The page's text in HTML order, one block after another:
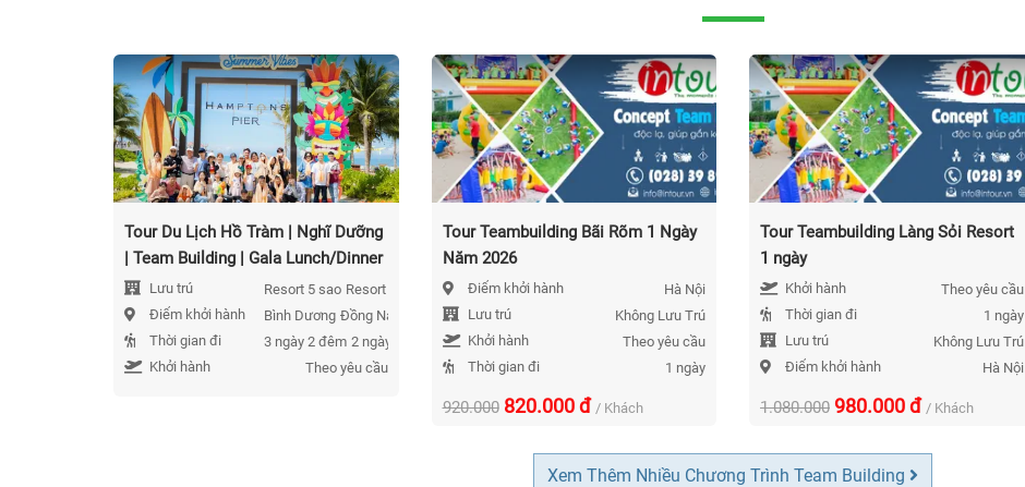
Tour Du Lịch Hồ Tràm | Nghĩ Dưỡng
| Team Building | Gala Lunch/Dinner
Lưu trú Resort 5 sao Resort 3 sao
Resort 4 sao
Điểm khởi hành
Bình Dương Đồng Nai
Hồ Chí Minh
Thời gian đi
3 ngày 2 đêm 2 ngày 1 đêm
1 ngày
Khởi hành
Theo yêu cầu
Tour Teambuilding Bãi Rõm 1 Ngày
Năm 2026
Điểm khởi hành
Hà Nội
Lưu trú
Không Lưu Trú
Khởi hành
Theo yêu cầu
Thời gian đi
1 ngày
920.000 820.000đ / Khách
Tour Teambuilding Làng Sỏi Resort
1 ngày
Khởi hành
Theo yêu cầu
Thời gian đi
1 ngày
Lưu trú
Không Lưu Trú
Điểm khởi hành
Hà Nội
1.080.000 980.000đ / Khách
Xem Thêm Nhiều Chương Trình Team Building